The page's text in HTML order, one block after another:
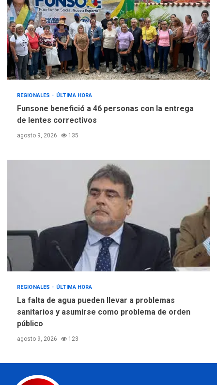
REGIONALES ÚLTIMA HORA
Funsone benefició a 46 personas con la entrega
de lentes correctivos
agosto 9, 2026 135
REGIONALES ÚLTIMA HORA
La falta de agua pueden llevar a problemas
sanitarios y asumirse como problema de orden
público
agosto 9, 2026 123